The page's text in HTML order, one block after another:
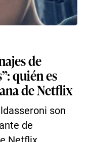
de
quién es
de Netflix
son
de